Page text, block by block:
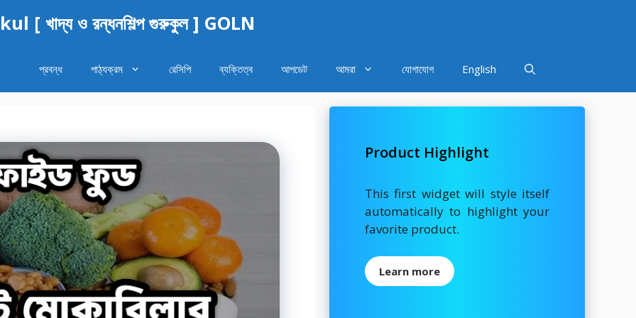
খাদ্য ও রন্ধনশিল্প গুরুকুল ] GOLN
প্রবন্ধ পাঠ্যক্রম রেসিপি ব্যক্তিত্ব আপডেট আমরা যোগাযোগ English
Product Highlight
This first widget will style itself
automatically to highlight your
favorite product.
Learn more